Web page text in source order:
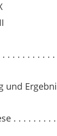
. . . . . . . . .
und
. . . . . . . .